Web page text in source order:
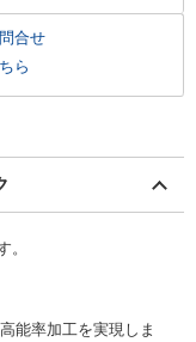
合せ
ら
。
能率加工を実現しま